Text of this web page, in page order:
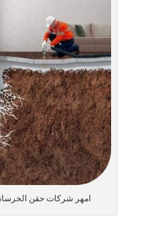
امهر شركات حقن الخرسانة 0503513564 اطلبنا